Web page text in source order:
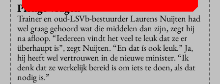
Pittige vragen
Trainer en oud-LSVb-bestuurder Laurens Nuijten had
wel graag gehoord wat die middelen dan zijn, zegt hij
na afloop. “Iedereen vindt het veel te leuk dat ze er
überhaupt is”, zegt Nuijten. “En dat ís ook leuk.” Ja,
hij heeft wel vertrouwen in de nieuwe minister. “Ik
denk dat ze werkelijk bereid is om iets te doen, als dat
nodig is.”